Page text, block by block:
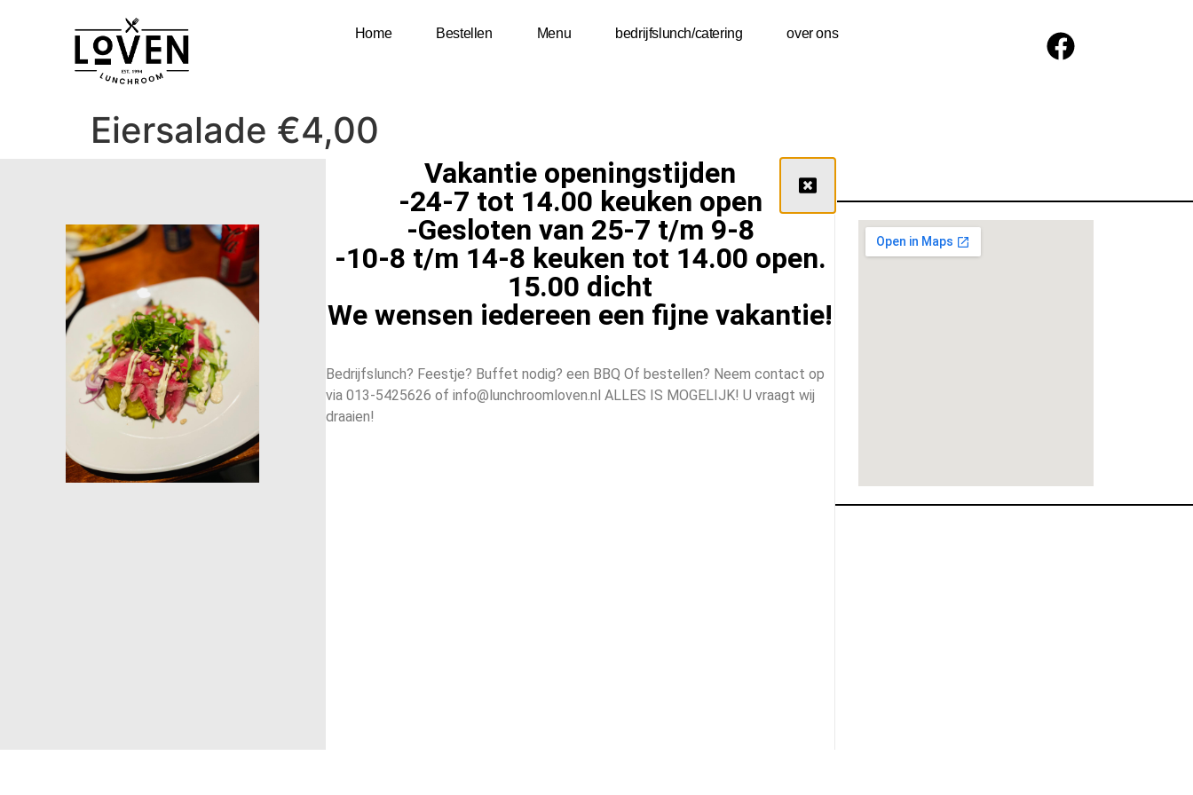
Home Bestellen Menu bedrijfslunch/catering over ons
Eiersalade €4,00
Siriusstraat 102 A, 5015 BT
Tilburg,
Nederland
+31 135425626
info@lunchroomloven.nl
Vakantie openingstijden
-24-7 tot 14.00 keuken open
-Gesloten van 25-7 t/m 9-8
-10-8 t/m 14-8 keuken tot 14.00 open.
15.00 dicht
We wensen iedereen een fijne vakantie!
Bedrijfslunch? Feestje? Buffet nodig? een BBQ Of bestellen? Neem contact op
via 013-5425626 of info@lunchroomloven.nl ALLES IS MOGELIJK! U vraagt wij
draaien!